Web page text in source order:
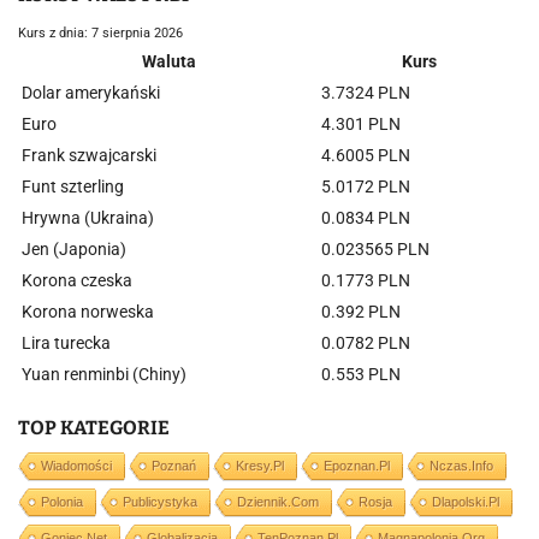
Kurs z dnia: 7 sierpnia 2026
Waluta
Kurs
Dolar amerykański
3.7324 PLN
Euro
4.301 PLN
Frank szwajcarski
4.6005 PLN
Funt szterling
5.0172 PLN
Hrywna (Ukraina)
0.0834 PLN
Jen (Japonia)
0.023565 PLN
Korona czeska
0.1773 PLN
Korona norweska
0.392 PLN
Lira turecka
0.0782 PLN
Yuan renminbi (Chiny)
0.553 PLN
TOP KATEGORIE
Wiadomości Poznań Kresy.pl Epoznan.pl Nczas.info
Polonia Publicystyka Dziennik.com Rosja Dlapolski.pl